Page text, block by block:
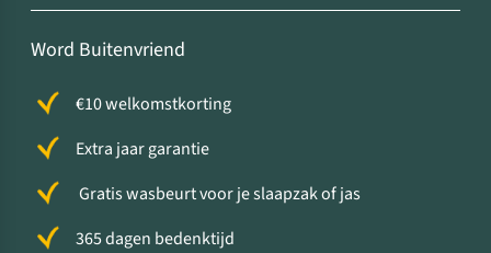
Word Buitenvriend
€10 welkomstkorting
Extra jaar garantie
Gratis wasbeurt voor je slaapzak of jas
365 dagen bedenktijd